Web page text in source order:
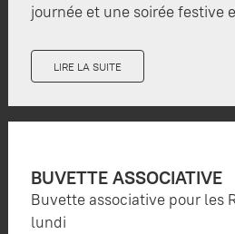
journée et une soirée festive
LIRE LA SUITE
BUVETTE ASSOCIATIVE
Buvette associative pour les
lundi